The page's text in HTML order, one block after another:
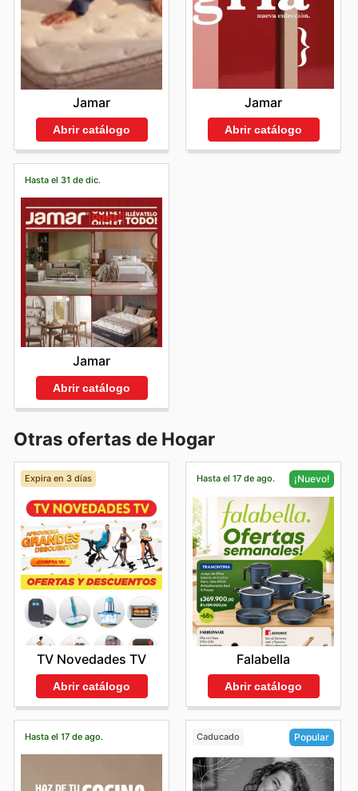
Jamar
Abrir catálogo
Jamar
Abrir catálogo
Hasta el 31 de dic.
Jamar
Abrir catálogo
Otras ofertas de Hogar
Expira en 3 días
TV Novedades TV
Abrir catálogo
Hasta el 17 de ago. ¡Nuevo!
Falabella
Abrir catálogo
Hasta el 17 de ago. Caducado Popular